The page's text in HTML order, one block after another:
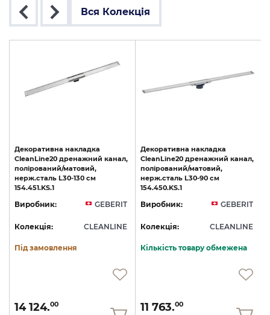
Вся Колекція
Декоративна накладка
CleanLine20 дренажний канал,
полірований/матовий,
нерж.сталь L30-130 см
154.451.KS.1
Виробник: GEBERIT
Колекція: CLEANLINE
Під замовлення
14 124.00
Декоративна накладка
CleanLine20 дренажний канал,
полірований/матовий,
нерж.сталь L30-90 см
154.450.KS.1
Виробник: GEBERIT
Колекція: CLEANLINE
Кількість товару обмежена
11 763.00